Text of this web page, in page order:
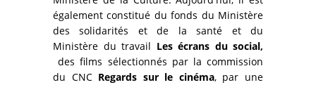
également constitué du fonds du Ministère
des solidarités et de la santé et du
Ministère du travail Les écrans du social,
des films sélectionnés par la commission
du CNC Regards sur le cinéma, par une